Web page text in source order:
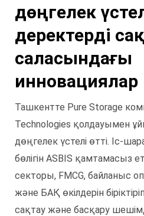
дөңгелек
деректерді
саласындағы
инновациялар
Ташкентте Pure Storage
Technologies қолдауымен
дөңгелек үстелі өтті. Іс-
бөлігін ASBIS қамтамасыз
секторы, FMCG, байланыс
және БАҚ өкілдерін
сақтау және басқару